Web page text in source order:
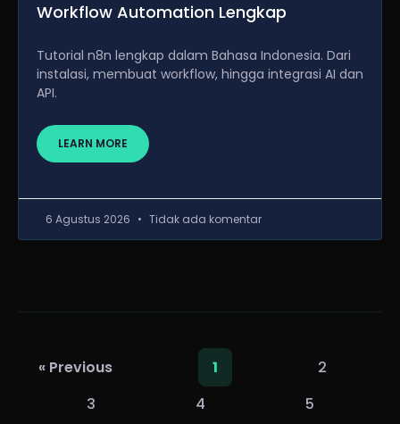
Workflow Automation Lengkap
Tutorial n8n lengkap dalam Bahasa Indonesia. Dari
instalasi, membuat workflow, hingga integrasi AI dan
API.
LEARN MORE
6 Agustus 2026 Tidak ada komentar
« Previous 1
2
3
4
5